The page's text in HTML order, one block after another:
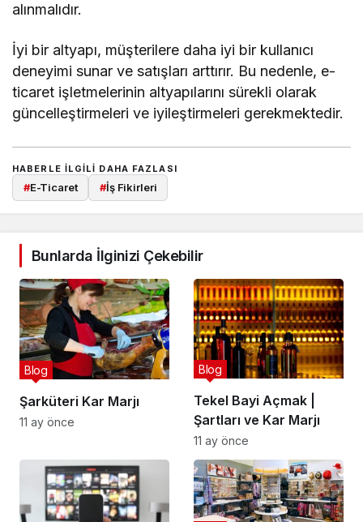
alınmalıdır.
İyi bir altyapı, müşterilere daha iyi bir kullanıcı
deneyimi sunar ve satışları arttırır. Bu nedenle, e-
ticaret işletmelerinin altyapılarını sürekli olarak
güncelleştirmeleri ve iyileştirmeleri gerekmektedir.
HABERLE ILGILI DAHA FAZLASI
#E-Ticaret #İş Fikirleri
Bunlarda İlginizi Çekebilir
Şarküteri Kar Marjı
Blog
11 ay önce
Tekel Bayi Açmak |
Şartları ve Kar Marjı
Blog
11 ay önce